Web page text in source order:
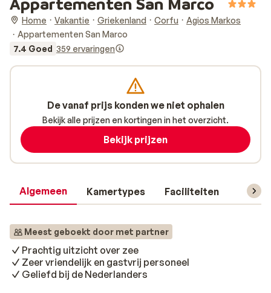
Home Vakantie Griekenland Corfu
Agios Markos
Appartementen San Marco
7.4 Goed 359 ervaringen
Algemeen Kamertypes Faciliteiten
Meest geboekt door met partner
Prachtig uitzicht over zee
Zeer vriendelijk en gastvrij personeel
Geliefd bij de Nederlanders
De vanaf prijs konden we niet ophalen
Bekijk alle prijzen en kortingen in het overzicht.
Bekijk prijzen